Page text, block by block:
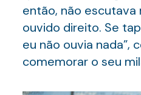
então, não
ouvido direito. Se
eu não ouvia nada”,
comemorar o seu